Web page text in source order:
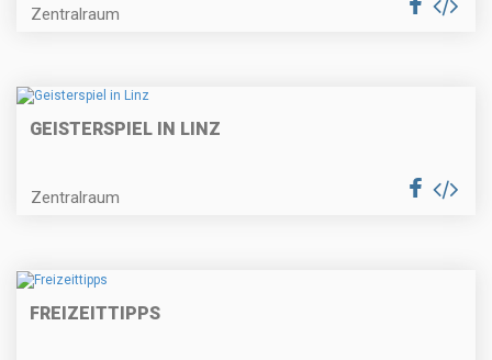
Zentralraum
GEISTERSPIEL IN LINZ
Zentralraum
FREIZEITTIPPS